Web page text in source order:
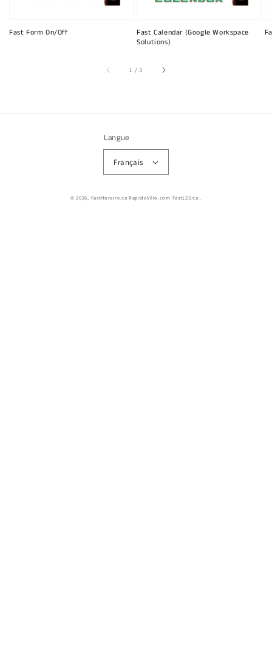
Fast Form On/Off
Fast Calendar (Google Workspace
Solutions)
1 /sur
3
Langue
Français
© 2026, FastHoraire.ca RapidoVélo.com Fast123.ca .